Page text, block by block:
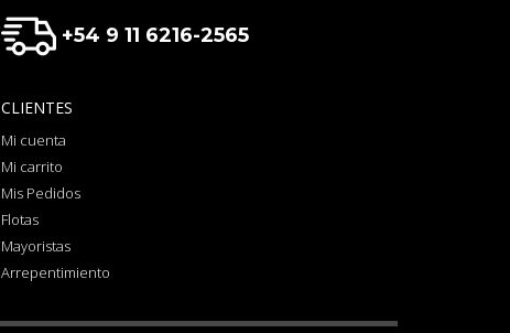
+54 9 11 6216-2565
CLIENTES
Mi cuenta
Mi carrito
Mis Pedidos
Flotas
Mayoristas
Arrepentimiento